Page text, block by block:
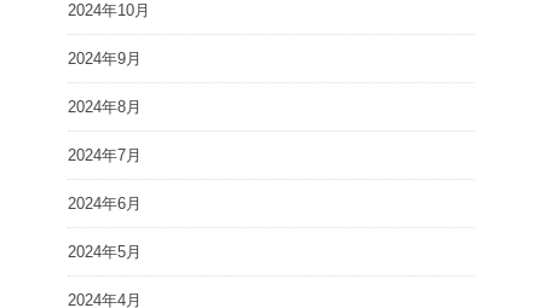
2024年10月
2024年9月
2024年8月
2024年7月
2024年6月
2024年5月
2024年4月